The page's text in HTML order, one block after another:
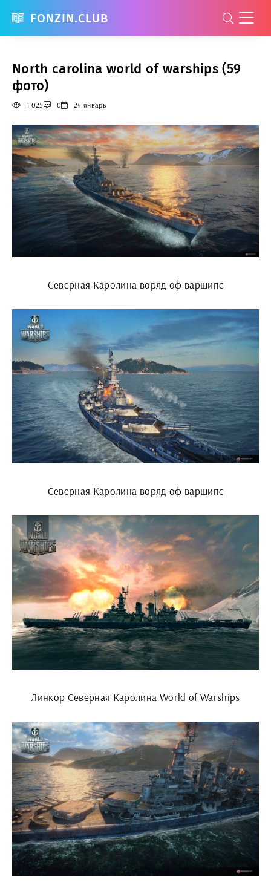
FONZIN.CLUB
North carolina world of warships (59
фото)
1 025 0 24 январь
Северная Каролина ворлд оф варшипс
Северная Каролина ворлд оф варшипс
Линкор Северная Каролина World of Warships